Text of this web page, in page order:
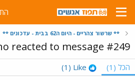
** שרשור צהריים - היום ה62 בבית - עדכונים **
reacted to message #249
הכל (1)
Like
(1)